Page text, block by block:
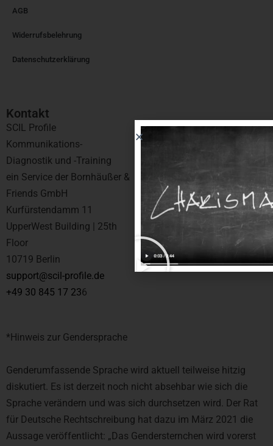
AGB
Widerrufsbelehrung
Datenschutzerklärung
Kontakt​
SCIL Profile
Kommunikations-
Diagnostik und -Training
ein Service der Bornhäußer &
Friends GmbH
Kurfürstendamm 11
UpperWest Building | 25th
Floor
10719 Berlin
support@scil-profile.de
+49 30 845 17 236
*Hinweis zur Gendersprache
Genderumfassende Sprache wird aktuell teilweise hitzig
diskutiert. Es ist derzeit noch nicht absehbar wie sich die
Sprache verändern und was sich durchsetzen wird. Der Rat
für Deutsche Rechtschreibung hat dazu im März 2021 die
Aussage veröffentlicht: „Das Gendersternchen wird vorerst